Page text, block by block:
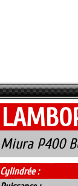
Miura P400
Cylindrée :